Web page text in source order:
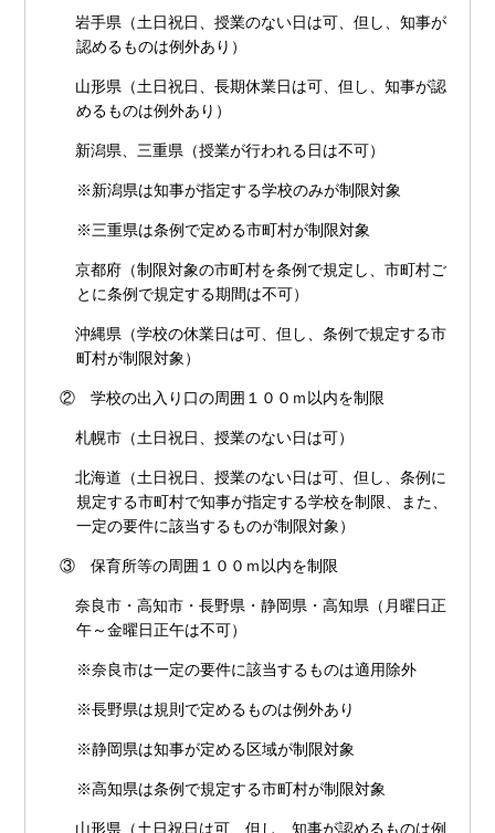
岩手県（土日祝日、授業のない日は可、但し、知事が
認めるものは例外あり）
山形県（土日祝日、長期休業日は可、但し、知事が認
めるものは例外あり）
新潟県、三重県（授業が行われる日は不可）
※新潟県は知事が指定する学校のみが制限対象
※三重県は条例で定める市町村が制限対象
京都府（制限対象の市町村を条例で規定し、市町村ご
とに条例で規定する期間は不可）
沖縄県（学校の休業日は可、但し、条例で規定する市
町村が制限対象）
② 学校の出入り口の周囲１００ｍ以内を制限
札幌市（土日祝日、授業のない日は可）
北海道（土日祝日、授業のない日は可、但し、条例に
規定する市町村で知事が指定する学校を制限、また、
一定の要件に該当するものが制限対象）
③ 保育所等の周囲１００ｍ以内を制限
奈良市・高知市・長野県・静岡県・高知県（月曜日正
午～金曜日正午は不可）
※奈良市は一定の要件に該当するものは適用除外
※長野県は規則で定めるものは例外あり
※静岡県は知事が定める区域が制限対象
※高知県は条例で規定する市町村が制限対象
山形県（土日祝日は可、但し、知事が認めるものは例